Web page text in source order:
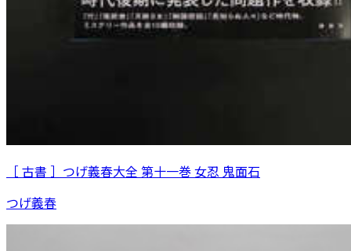
［ 古書 ］つげ義春大全 第十一巻 女忍 鬼面石
つげ義春